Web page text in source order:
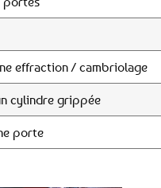
effraction / cambriolage
cylindre grippée
porte